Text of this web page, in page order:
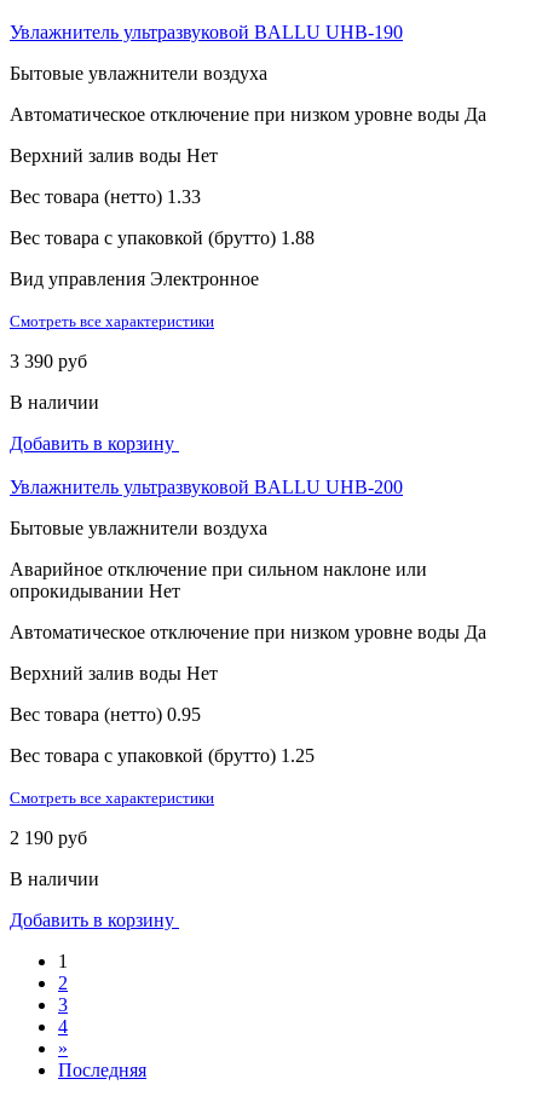
Увлажнитель ультразвуковой BALLU UHB-190
Бытовые увлажнители воздуха
Автоматическое отключение при низком уровне воды Да
Верхний залив воды Нет
Вес товара (нетто) 1.33
Вес товара с упаковкой (брутто) 1.88
Вид управления Электронное
Смотреть все характеристики
3 390 руб
В наличии
Добавить в корзину
Увлажнитель ультразвуковой BALLU UHB-200
Бытовые увлажнители воздуха
Аварийное отключение при сильном наклоне или
опрокидывании Нет
Автоматическое отключение при низком уровне воды Да
Верхний залив воды Нет
Вес товара (нетто) 0.95
Вес товара с упаковкой (брутто) 1.25
Смотреть все характеристики
2 190 руб
В наличии
Добавить в корзину
1
2
3
4
»
Последняя